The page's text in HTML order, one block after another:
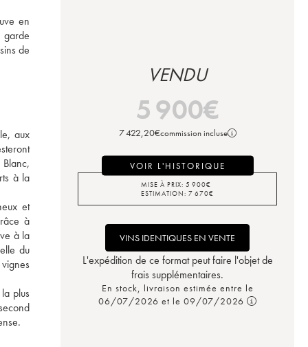
en
garde
de
aux
à la
et
à
à la
du
plus
VENDU
5 900€
7 422,20€commission incluse
VOIR L'HISTORIQUE
MISE À PRIX: 5 900€
ESTIMATION: 7 670€
VINS IDENTIQUES EN VENTE
L'expédition de ce format peut faire l'objet de
frais supplémentaires.
En stock, livraison estimée entre le
06/07/2026 et le 09/07/2026